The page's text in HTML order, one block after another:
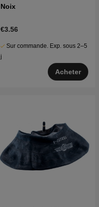
Noix
€3.56
Sur commande. Exp. sous 2–5
j
Acheter